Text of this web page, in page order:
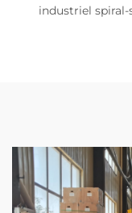
industriel